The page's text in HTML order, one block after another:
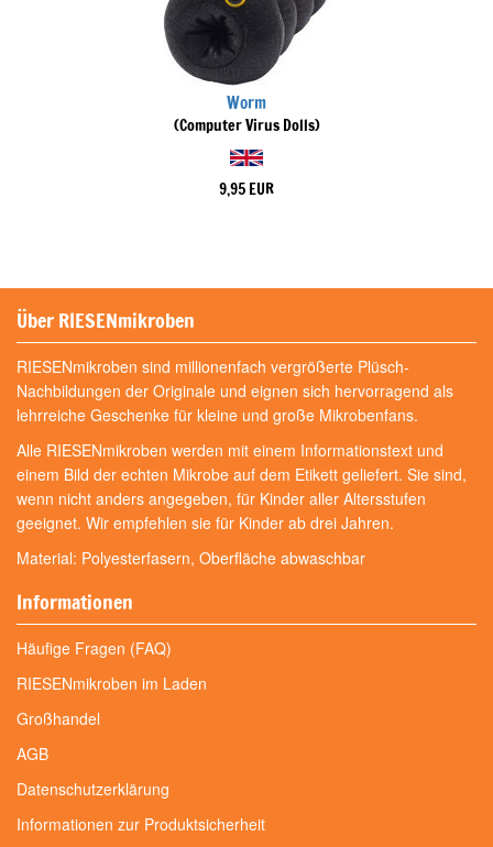
Worm
(Computer Virus Dolls)
9,95 EUR
Über RIESENmikroben
RIESENmikroben sind millionenfach vergrößerte Plüsch-
Nachbildungen der Originale und eignen sich hervorragend als
lehrreiche Geschenke für kleine und große Mikrobenfans.
Alle RIESENmikroben werden mit einem Informationstext und
einem Bild der echten Mikrobe auf dem Etikett geliefert. Sie sind,
wenn nicht anders angegeben, für Kinder aller Altersstufen
geeignet. Wir empfehlen sie für Kinder ab drei Jahren.
Material: Polyesterfasern, Oberfläche abwaschbar
Informationen
Häufige Fragen (FAQ)
RIESENmikroben im Laden
Großhandel
AGB
Datenschutzerklärung
Informationen zur Produktsicherheit